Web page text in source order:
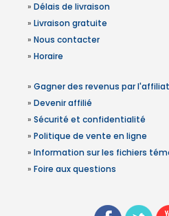
» Délais de livraison
» Livraison gratuite
» Nous contacter
» Horaire
» Gagner des revenus par
» Devenir affilié
» Sécurité et confidentialité
» Politique de vente en ligne
» Information sur les fichiers
» Foire aux questions